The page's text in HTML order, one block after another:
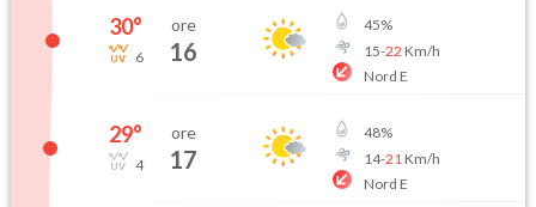
30°
6
ore
16
45%
15-22 Km/h
Nord E
29°
4
ore
17
48%
14-21 Km/h
Nord E